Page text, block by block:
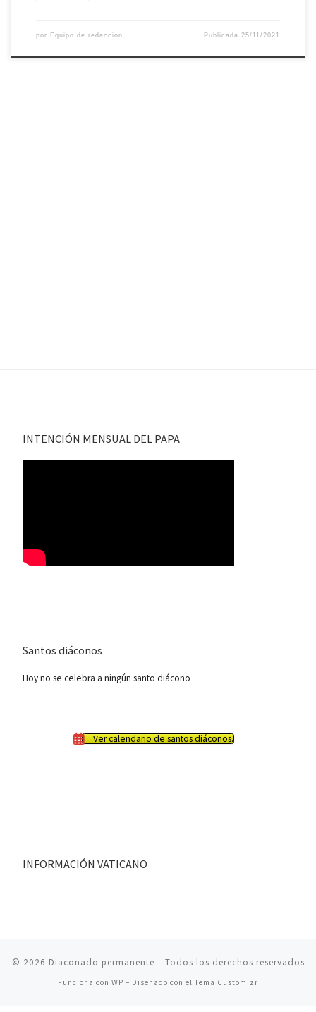
por Equipo de redacción Publicada 25/11/2021
INTENCIÓN MENSUAL DEL PAPA
Santos diáconos
Hoy no se celebra a ningún santo diácono
Ver calendario de santos diáconos.
INFORMACIÓN VATICANO
© 2026 Diaconado permanente – Todos los derechos reservados
Funciona con WP – Diseñado con el Tema Customizr